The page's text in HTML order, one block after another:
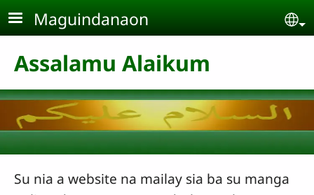
Skip to main content
Maguindanaon
Assalamu Alaikum
Su nia a website na mailay sia ba su manga